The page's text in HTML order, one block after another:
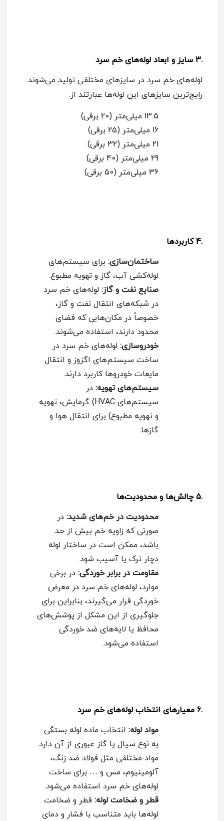
.3
سایز و ابعاد لوله‌های خم سرد
لوله‌های خم سرد در سایزهای مختلفی تولید می‌شوند.
رایج‌ترین سایزهای این لوله‌ها عبارتند از:
13.5 میلی‌متر (20 برقی)
16 میلی‌متر (25 برقی)
21 میلی‌متر (32 برقی)
29 میلی‌متر (40 برقی)
36 میلی‌متر (50 برقی)
.4
کاربردها
ساختمان‌سازی: برای سیستم‌های
لوله‌کشی آب، گاز و تهویه مطبوع.
صنایع نفت و گاز: لوله‌های خم سرد
در شبکه‌های انتقال نفت و گاز،
خصوصاً در مکان‌هایی که فضای
محدود دارند، استفاده می‌شوند.
خودروسازی: لوله‌های خم سرد در
ساخت سیستم‌های اگزوز و انتقال
مایعات خودروها کاربرد دارند.
سیستم‌های تهویه: در
سیستم‌های
گرمایش، تهویه
و تهویه مطبوع) برای انتقال هوا و
گازها.
.5
چالش‌ها و محدودیت‌ها
محدودیت در خم‌های شدید: در
صورتی که زاویه خم بیش از حد
باشد، ممکن است در ساختار لوله
دچار ترک یا آسیب شود.
مقاومت در برابر خوردگی: در برخی
موارد، لوله‌های خم سرد در معرض
خوردگی قرار می‌گیرند، بنابراین برای
جلوگیری از این مشکل از پوشش‌های
محافظ یا لایه‌های ضد خوردگی
استفاده می‌شود.
.6 معیارهای انتخاب لوله‌های خم سرد
مواد لوله: انتخاب ماده لوله بستگی
به نوع سیال یا گاز عبوری از آن دارد.
مواد مختلفی مثل فولاد ضد زنگ،
آلومینیوم، مس و … برای ساخت
لوله‌های خم سرد استفاده می‌شود.
قطر و ضخامت لوله: قطر و ضخامت
لوله‌ها باید متناسب با فشار و دمای